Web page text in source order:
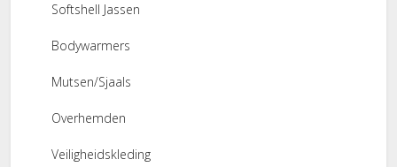
Softshell Jassen
Bodywarmers
Mutsen/Sjaals
Overhemden
Veiligheidskleding